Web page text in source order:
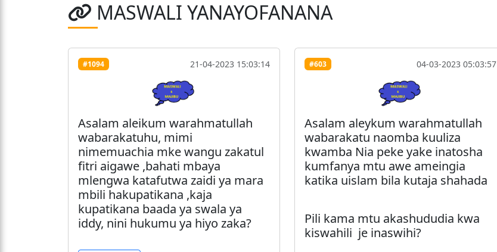
MASWALI YANAYOFANANA
#1094 21-04-2023 15:03:14
Asalam aleikum warahmatullah
wabarakatuhu, mimi
nimemuachia mke wangu zakatul
fitri aigawe ,bahati mbaya
mlengwa katafutwa zaidi ya mara
mbili hakupatikana ,kaja
kupatikana baada ya swala ya
iddy, nini hukumu ya hiyo zaka?
#603 04-03-2023 05:03:57
Asalam aleykum warahmatullah
wabarakatu naomba kuuliza
kwamba Nia peke yake inatosha
kumfanya mtu awe ameingia
katika uislam bila kutaja shahada
Pili kama mtu akashududia kwa
kiswahili je inaswihi?